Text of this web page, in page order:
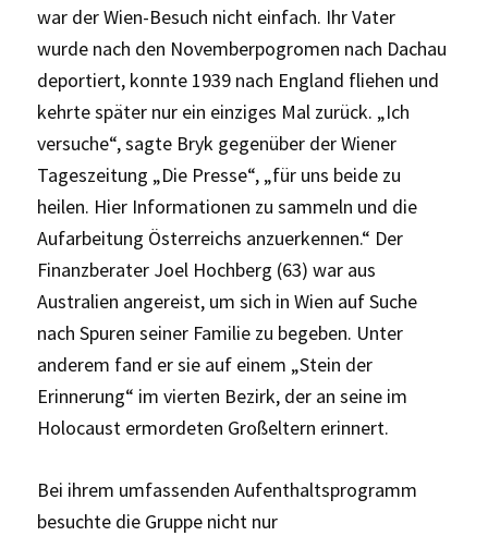
war der Wien-Besuch nicht einfach. Ihr Vater
wurde nach den Novemberpogromen nach Dachau
deportiert, konnte 1939 nach England fliehen und
kehrte später nur ein einziges Mal zurück. „Ich
versuche“, sagte Bryk gegenüber der Wiener
Tageszeitung „Die Presse“, „für uns beide zu
heilen. Hier Informationen zu sammeln und die
Aufarbeitung Österreichs anzuerkennen.“ Der
Finanzberater Joel Hochberg (63) war aus
Australien angereist, um sich in Wien auf Suche
nach Spuren seiner Familie zu begeben. Unter
anderem fand er sie auf einem „Stein der
Erinnerung“ im vierten Bezirk, der an seine im
Holocaust ermordeten Großeltern erinnert.
Bei ihrem umfassenden Aufenthaltsprogramm
besuchte die Gruppe nicht nur